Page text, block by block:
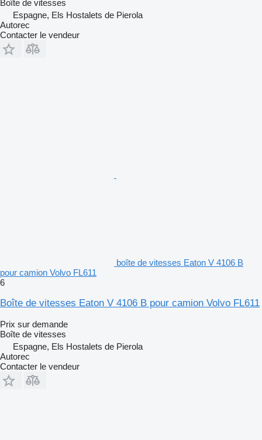
Boîte de vitesses
Espagne, Els Hostalets de Pierola
Autorec
Contacter le vendeur
boîte de vitesses Eaton V 4106 B
pour camion Volvo FL611
6
Boîte de vitesses Eaton V 4106 B pour camion Volvo FL611
Prix sur demande
Boîte de vitesses
Espagne, Els Hostalets de Pierola
Autorec
Contacter le vendeur